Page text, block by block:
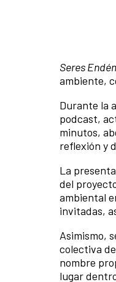
Seres
ambiente,
Durante la
podcast,
minutos,
reflexión y
La
del
ambiental
invitadas,
Asimismo,
colectiva
nombre
lugar